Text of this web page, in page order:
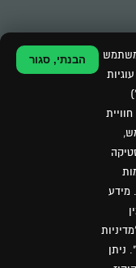
מידע
ניתן
הבנתי, סגור